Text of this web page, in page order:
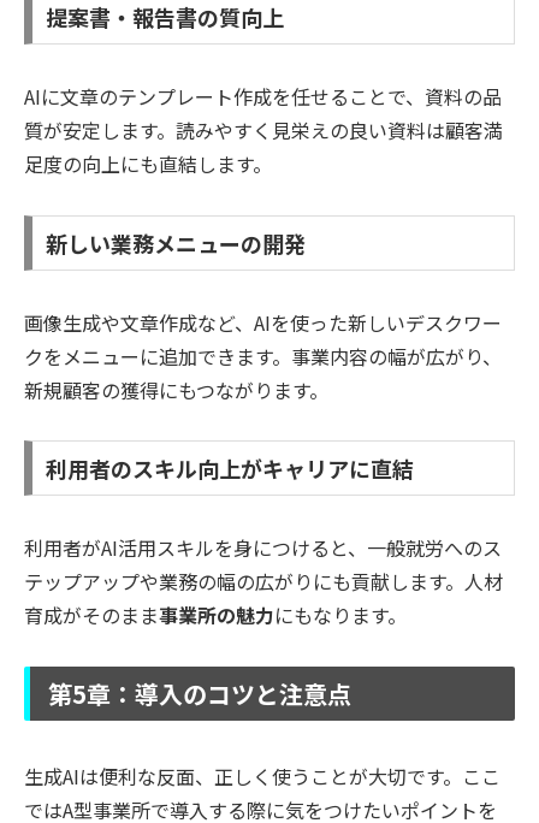
提案書・報告書の質向上
AIに文章のテンプレート作成を任せることで、資料の品
質が安定します。読みやすく見栄えの良い資料は顧客満
足度の向上にも直結します。
新しい業務メニューの開発
画像生成や文章作成など、AIを使った新しいデスクワー
クをメニューに追加できます。事業内容の幅が広がり、
新規顧客の獲得にもつながります。
利用者のスキル向上がキャリアに直結
利用者がAI活用スキルを身につけると、一般就労へのス
テップアップや業務の幅の広がりにも貢献します。人材
育成がそのまま事業所の魅力にもなります。
第5章：導入のコツと注意点
生成AIは便利な反面、正しく使うことが大切です。ここ
ではA型事業所で導入する際に気をつけたいポイントを